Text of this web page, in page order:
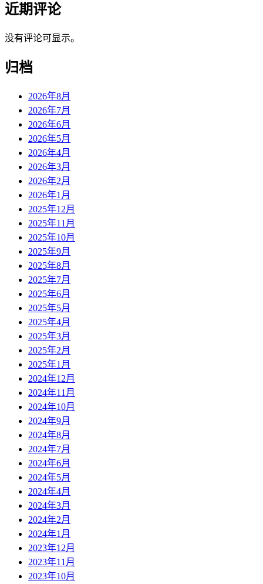
近期评论
没有评论可显示。
归档
2026年8月
2026年7月
2026年6月
2026年5月
2026年4月
2026年3月
2026年2月
2026年1月
2025年12月
2025年11月
2025年10月
2025年9月
2025年8月
2025年7月
2025年6月
2025年5月
2025年4月
2025年3月
2025年2月
2025年1月
2024年12月
2024年11月
2024年10月
2024年9月
2024年8月
2024年7月
2024年6月
2024年5月
2024年4月
2024年3月
2024年2月
2024年1月
2023年12月
2023年11月
2023年10月